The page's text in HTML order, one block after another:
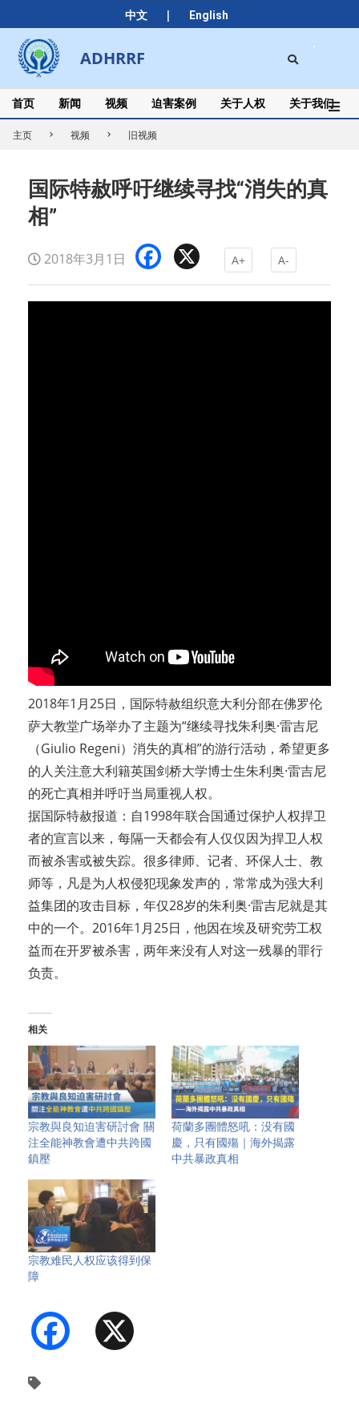
中文 | English
to
content
ADHRRF
Secondary
Navigation
Menu
首页 新闻 视频 迫害案例 关于人权 关于我们
主页 视频 旧视频
国际特赦呼吁继续寻找“消失的真
相”
2018年3月1日 Facebook A+ A-
2018年1月25日，国际特赦组织意大利分部在佛罗伦
萨大教堂广场举办了主题为“继续寻找朱利奥·雷吉尼
（Giulio Regeni）消失的真相”的游行活动，希望更多
的人关注意大利籍英国剑桥大学博士生朱利奥·雷吉尼
的死亡真相并呼吁当局重视人权。
据国际特赦报道：自1998年联合国通过保护人权捍卫
者的宣言以来，每隔一天都会有人仅仅因为捍卫人权
而被杀害或被失踪。很多律师、记者、环保人士、教
师等，凡是为人权侵犯现象发声的，常常成为强大利
益集团的攻击目标，年仅28岁的朱利奥·雷吉尼就是其
中的一个。2016年1月25日，他因在埃及研究劳工权
益而在开罗被杀害，两年来没有人对这一残暴的罪行
负责。
相关
宗教與良知迫害研討會 關
注全能神教會遭中共跨國
鎮壓
荷蘭多團體怒吼：没有國
慶，只有國殤｜海外揭露
中共暴政真相
宗教难民人权应该得到保
障
Facebook